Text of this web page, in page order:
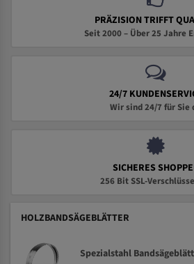
PRÄZISION TRIFFT
Seit 2000 – Über 25 Jahre
24/7
Wir sind 24/7 für Sie
SICHERES
256 Bit SSL-
HOLZBANDSÄGEBLÄTTER
Spezialstahl